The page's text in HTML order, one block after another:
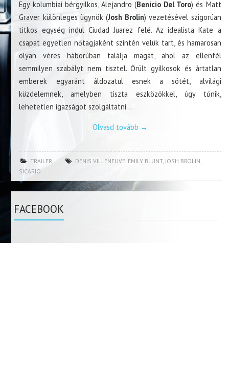
Egy kolumbiai bérgyilkos, Alejandro (Benicio Del Toro) és Matt
Graver különleges ügynök (Josh Brolin) vezetésével szigorúan
titkos egység indul Ciudad Juarez felé. Az idealista Kate a
csapat egyetlen nőtagjaként szintén velük tart, és hamarosan
olyan véres háborúban találja magát, ahol az ellenfél
semmilyen szabályt nem tisztel. Őrült gyilkosok és ártatlan
emberek egyaránt áldozatul esnek a sötét, alvilági
küzdelemnek, amelyben tiszta eszközökkel, úgy tűnik,
lehetetlen igazságot szolgáltatni…
Olvasd tovább →
TRAILER DENIS VILLENEUVE, EMILY BLUNT,JOSH BROLIN,
SICARIO
FACEBOOK